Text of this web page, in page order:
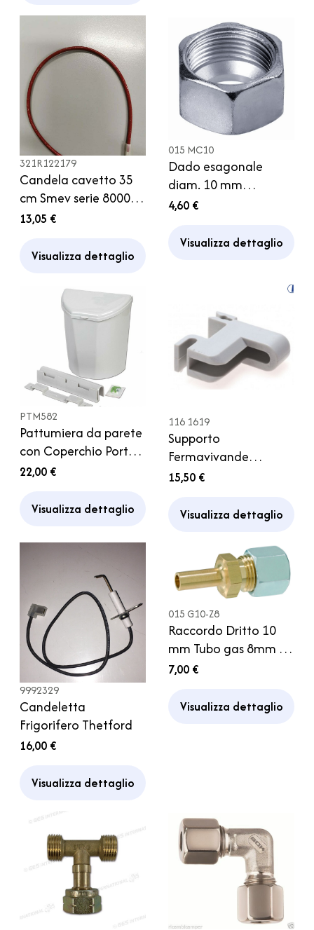
321R122179
Candela cavetto 35
cm Smev serie 8000
Camper Caravan
13,05 €
Visualizza dettaglio
015 MC10
Dado esagonale
diam. 10 mm
Raccordo Gas
4,60 €
Visualizza dettaglio
PTM582
Pattumiera da parete
con Coperchio Porta
Camper Cucina
22,00 €
Visualizza dettaglio
116 1619
Supporto
Fermavivande
Frigorifero Dometic
15,50 €
Visualizza dettaglio
9992329
Candeletta
Frigorifero Thetford
16,00 €
Visualizza dettaglio
015 G10-Z8
Raccordo Dritto 10
mm Tubo gas 8mm x
Regolatore Camper
7,00 €
Visualizza dettaglio